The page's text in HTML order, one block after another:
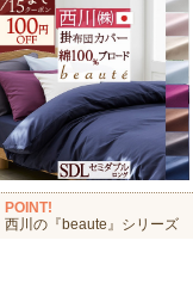
POINT!
西川の『beaute』シリーズ